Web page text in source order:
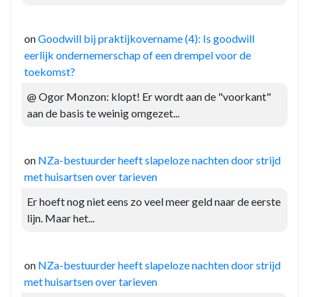
onGoodwill bij praktijkovername (4): Is goodwill
eerlijk ondernemerschap of een drempel voor de
toekomst?
@ Ogor Monzon: klopt! Er wordt aan de "voorkant"
aan de basis te weinig omgezet...
on NZa-bestuurder heeft slapeloze nachten door strijd
met huisartsen over tarieven
Er hoeft nog niet eens zo veel meer geld naar de eerste
lijn. Maar het...
on NZa-bestuurder heeft slapeloze nachten door strijd
met huisartsen over tarieven